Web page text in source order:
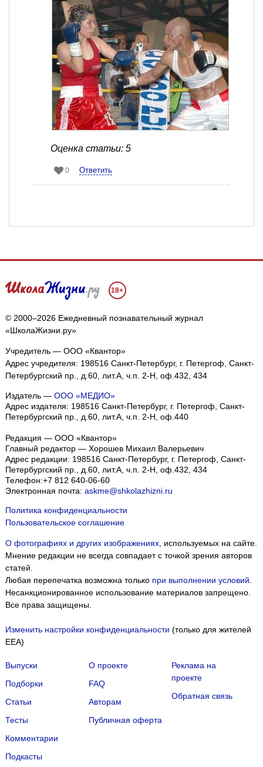
Оценка статьи: 5
0 Ответить
18+
© 2000–2026 Ежедневный познавательный журнал
«ШколаЖизни.ру»
Учредитель — ООО «Квантор»
Адрес учредителя: 198516 Санкт-Петербург, г. Петергоф, Санкт-
Петербургский пр., д.60, лит.А, ч.п. 2-Н, оф.432, 434
Издатель — ООО «МЕДИО»
Адрес издателя: 198516 Санкт-Петербург, г. Петергоф, Санкт-
Петербургский пр., д.60, лит.А, ч.п. 2-Н, оф.440
Редакция — ООО «Квантор»
Главный редактор — Хорошев Михаил Валерьевич
Адрес редакции: 198516 Санкт-Петербург, г. Петергоф, Санкт-
Петербургский пр., д.60, лит.А, ч.п. 2-Н, оф.432, 434
Телефон:+7 812 640-06-60
Электронная почта: askme@shkolazhizni.ru
Политика конфиденциальности
Пользовательское соглашение
О фотографиях и других изображениях, используемых на сайте.
Мнение редакции не всегда совпадает с точкой зрения авторов
статей.
Любая перепечатка возможна только при выполнении условий.
Несанкционированное использование материалов запрещено.
Все права защищены.
Изменить настройки конфиденциальности (только для жителей
EEA)
Выпуски
Подборки
Статьи
Тесты
Комментарии
Подкасты
О проекте
FAQ
Авторам
Публичная оферта
Реклама на
проекте
Обратная связь